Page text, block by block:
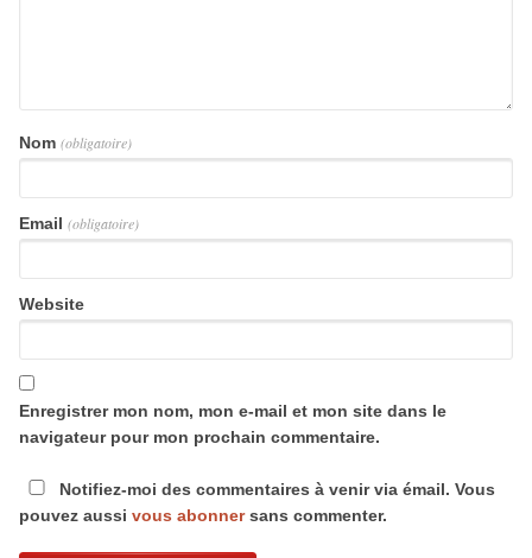
Nom (obligatoire)
Email (obligatoire)
Website
Enregistrer mon nom, mon e-mail et mon site dans le
navigateur pour mon prochain commentaire.
Notifiez-moi des commentaires à venir via émail. Vous
pouvez aussi vous abonnersans commenter.